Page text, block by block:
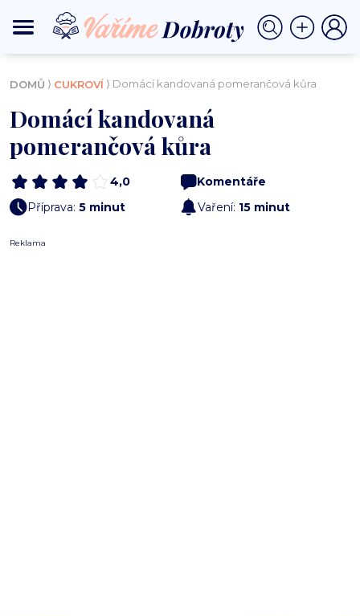
DOMŮ ⟩ CUKROVÍ ⟩ Domácí kandovaná pomerančová kůra
Domácí kandovaná
pomerančová kůra
4,0
Komentáře
Příprava: 5 minut Vaření: 15 minut
Reklama